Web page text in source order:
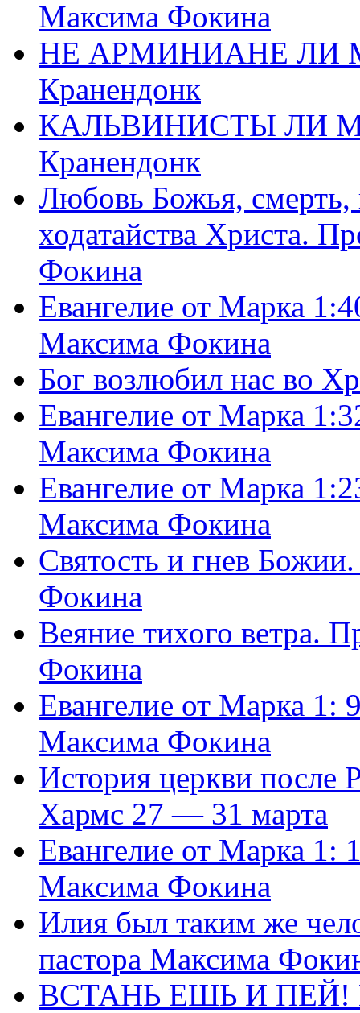
Максима Фокина
НЕ АРМИНИАНЕ ЛИ
Кранендонк
КАЛЬВИНИСТЫ ЛИ
Кранендонк
Любовь Божья, смерть,
ходатайства Христа.
Фокина
Евангелие от Марка
Максима Фокина
Бог возлюбил нас во
Евангелие от Марка
Максима Фокина
Евангелие от Марка
Максима Фокина
Святость и гнев
Фокина
Веяние тихого ветра.
Фокина
Евангелие от Марка 1:
Максима Фокина
История церкви
Хармс 27 — 31 марта
Евангелие от Марка 1:
Максима Фокина
Илия был таким же
пастора Максима
ВСТАНЬ ЕШЬ И ПЕЙ!